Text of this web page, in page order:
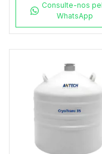
ALARME/MONITOR
TEMP E NÍVEL NL2
Consulte-nos
WhatsApp